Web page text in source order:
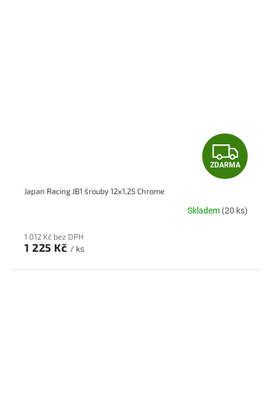
Z
D
A
A
ZDARMA
Japan Racing JB1 šrouby 12x1,25 Chrome
Skladem (20 ks)
1 012 Kč bez DPH
1 225 Kč / ks